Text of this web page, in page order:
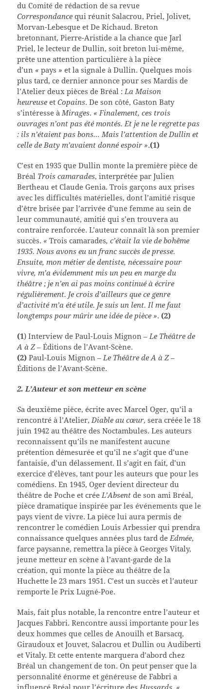
du Comité de rédaction de sa revue
Correspondance qui réunit Salacrou, Priel, Jolivet,
Morvan-Lebesque et De Richaud. Breton
bretonnant, Pierre-Aristide a la chance que Jarl
Priel, le lecteur de Dullin, soit breton lui-même,
prête une attention particulière à la pièce
d’un « pays » et la signale à Dullin. Quelques mois
plus tard, ce dernier annonce pour ses Mardis de
l’Atelier deux pièces de Bréal : La Maison
heureuse et Copains. De son côté, Gaston Baty
s’intéresse à Mirages. « Finalement, ces trois
ouvrages n’ont pas été montés. Et je ne le regrette pas
: ils n’étaient pas bons… Mais l’attention de Dullin et
celle de Baty m’avaient donné espoir ».(1)
C’est en 1935 que Dullin monte la première pièce de
Bréal Trois camarades, interprétée par Julien
Bertheau et Claude Genia. Trois garçons aux prises
avec les difficultés matérielles, dont l’amitié risque
d’être brisée par l’arrivée d’une femme au sein de
leur communauté, amitié qui s’en trouvera au
contraire renforcée. L’auteur connaît là son premier
succès. « Trois camarades, c’était la vie de bohême
1935. Nous avons eu un franc succès de presse.
Ensuite, mon métier de dentiste, nécessaire pour
vivre, m’a évidemment mis un peu en marge du
théâtre ; je n’en ai pas moins continué à écrire
régulièrement. Je crois d’ailleurs que ce genre
d’activité m’a été utile. Je suis un lent. Il me faut
longtemps pour mûrir une idée de pièce ». (2)
(1) Interview de Paul-Louis Mignon – Le Théâtre de
A à Z– Éditions de l’Avant-Scène.
(2) Paul-Louis Mignon – Le Théâtre de A à Z–
Éditions de l’Avant-Scène.
2. L’Auteur et son metteur en scène
Sa deuxième pièce, écrite avec Marcel Oger, qu’il a
rencontré à l’Atelier, Diable au cœur, sera créée le 18
juin 1942 au théâtre des Noctambules. Les auteurs
reconnaissent qu’ils ne manifestent aucune
prétention démesurée et qu’il ne s’agit que d’une
fantaisie, d’un délassement. Il s’agit en fait, d’un
exercice d’élèves, tant pour les auteurs que pour les
comédiens. En 1945, Oger devient directeur du
théâtre de Poche et crée L’Absent de son ami Bréal,
pièce dramatique inspirée par les événements que le
pays vient de vivre. La pièce lui aura permis de
rencontrer le comédien Louis Arbessier qui prendra
connaissance quelques années plus tard de Edmée,
farce paysanne, remettra la pièce à Georges Vitaly,
jeune metteur en scène à l’avant-garde de la
création, qui monte la pièce au théâtre de la
Huchette le 23 mars 1951. C’est un succès et l’auteur
remporte le Prix Lugné-Poe.
Mais, fait plus notable, la rencontre entre l’auteur et
Jacques Fabbri. Rencontre aussi importante pour les
deux hommes que celles de Anouilh et Barsacq,
Giraudoux et Jouvet, Salacrou et Dullin ou Audiberti
et Vitaly. Et cette entente marquera d’abord chez
Bréal un changement de ton. On peut penser que la
personnalité énorme et généreuse de Fabbri a
influencé Bréal pour l’écriture des Hussards «